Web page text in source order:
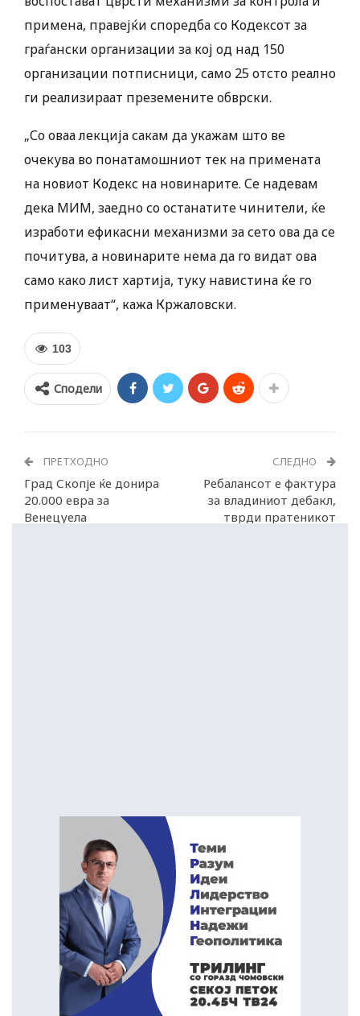
примена, правејќи споредба со Кодексот за
граѓански организации за кој од над 150
организации потписници, само 25 отсто реално
ги реализираат преземените обврски.
„Со оваа лекција сакам да укажам што ве
очекува во понатамошниот тек на примената
на новиот Кодекс на новинарите. Се надевам
дека МИМ, заедно со останатите чинители, ќе
изработи ефикасни механизми за сето ова да се
почитува, а новинарите нема да го видат ова
само како лист хартија, туку навистина ќе го
применуваат“, кажа Кржаловски.
103
Сподели
ПРЕТХОДНО
Град Скопје ќе донира
20.000 евра за
Венецуела
СЛЕДНО
Ребалансот е фактура
за владиниот дебакл,
тврди пратеникот